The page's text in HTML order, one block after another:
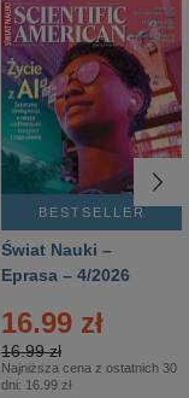
BESTSELLER
Świat Nauki –
Eprasa – 4/2026
16.99 zł
16.99 zł
Najniższa cena z ostatnich 30
dni: 16.99 zł